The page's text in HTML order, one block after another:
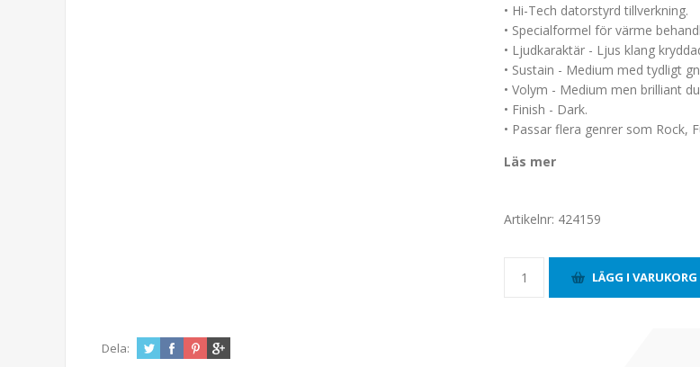
• Hi-Tech datorstyrd tillverkning.
• Specialformel för värme
• Ljudkaraktär - Ljus klang
• Sustain - Medium med tydligt
• Volym - Medium men brilliant
• Finish - Dark.
• Passar flera genrer som Rock,
Läs mer
Artikelnr: 424159
Dela: